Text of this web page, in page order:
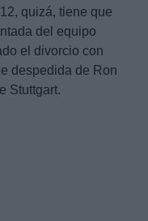
quizá, tiene que
del equipo
el divorcio con
despedida de Ron
Stuttgart.